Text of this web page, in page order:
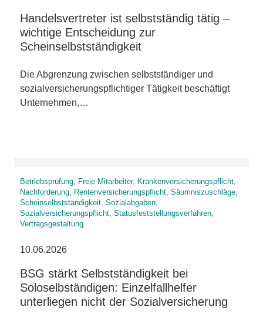
Handelsvertreter ist selbstständig tätig –
wichtige Entscheidung zur
Scheinselbstständigkeit
Die Abgrenzung zwischen selbstständiger und
sozialversicherungspflichtiger Tätigkeit beschäftigt
Unternehmen,…
Betriebsprüfung, Freie Mitarbeiter, Krankenversicherungspflicht,
Nachforderung, Rentenversicherungspflicht, Säumniszuschläge,
Scheinselbstständigkeit, Sozialabgaben,
Sozialversicherungspflicht, Statusfeststellungsverfahren,
Vertragsgestaltung
10.06.2026
BSG stärkt Selbstständigkeit bei
Soloselbständigen: Einzelfallhelfer
unterliegen nicht der Sozialversicherung